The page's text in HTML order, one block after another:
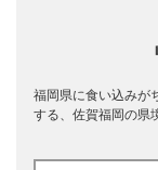
福岡県に食い込みが
する、佐賀福岡の県